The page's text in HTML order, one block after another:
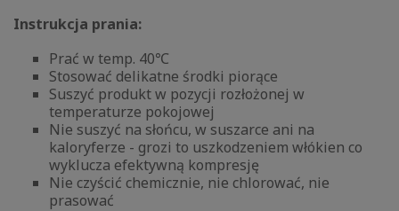
Instrukcja prania:
Prać w temp. 40℃
Stosować delikatne środki piorące
Suszyć produkt w pozycji rozłożonej w
temperaturze pokojowej
Nie suszyć na słońcu, w suszarce ani na
kaloryferze - grozi to uszkodzeniem włókien co
wyklucza efektywną kompresję
Nie czyścić chemicznie, nie chlorować, nie
prasować